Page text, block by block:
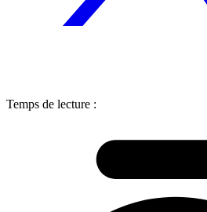
Temps de lecture :